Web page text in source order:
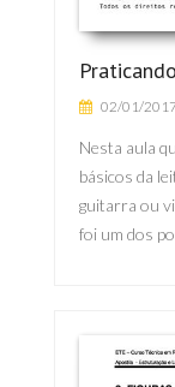
02/01/
Nesta aula
básicos da
guitarra ou
foi um dos